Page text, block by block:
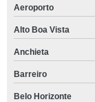
Aeroporto
Alto Boa Vista
Anchieta
Barreiro
Belo Horizonte